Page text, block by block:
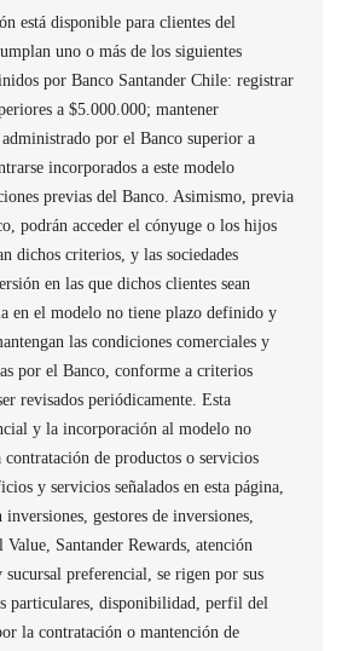
está disponible para clientes del
uno o más de los siguientes
por Banco Santander Chile: registrar
a $5.000.000; mantener
por el Banco superior a
incorporados a este modelo
previas del Banco. Asimismo, previa
podrán acceder el cónyuge o los hijos
dichos criterios, y las sociedades
en las que dichos clientes sean
en el modelo no tiene plazo definido y
las condiciones comerciales y
por el Banco, conforme a criterios
revisados periódicamente. Esta
y la incorporación al modelo no
de productos o servicios
y servicios señalados en esta página,
gestores de inversiones,
Santander Rewards, atención
preferencial, se rigen por sus
particulares, disponibilidad, perfil del
la contratación o mantención de